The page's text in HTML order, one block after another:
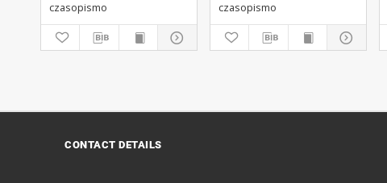
czasopismo
czasopismo
CONTACT DETAILS